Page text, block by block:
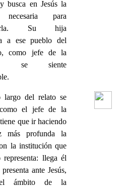
busca en Jesús la
necesaria para
Su hija
a ese pueblo del
como jefe de la
se siente
del relato se
el jefe de la
que ir haciendo
más profunda la
la institución que
llega él
ante Jesús,
ámbito de la